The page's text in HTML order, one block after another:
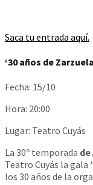
Saca tu entrada aquí.
‘30 años de
Fecha: 15/10
Hora: 20:00
Lugar: Teatro Cuyás
La 30º temporada
Teatro Cuyás la gala
los 30 años de la